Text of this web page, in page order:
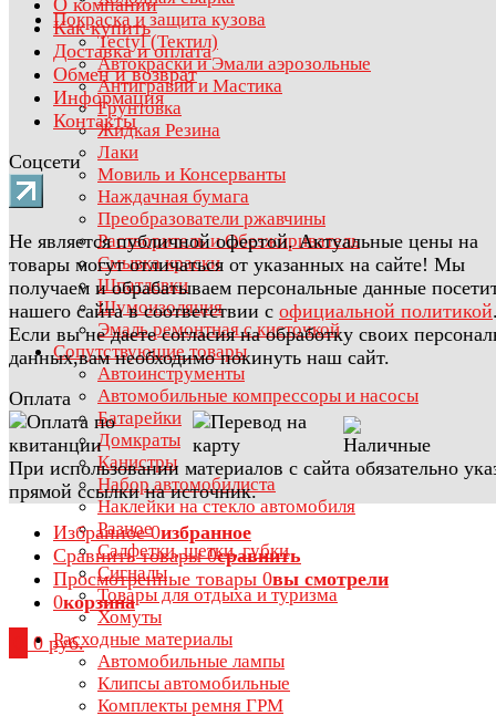
Покраска и защита кузова
Tectyl (Тектил)
Автокраски и Эмали аэрозольные
Антигравий и Мастика
Грунтовка
Жидкая Резина
Лаки
Мовиль и Консерванты
Наждачная бумага
Преобразователи ржавчины
Растворитель и Обезжириватель
Смывка краски
Шпатлевки
Шумоизоляция
Эмаль ремонтная с кисточкой
Сопутствующие товары
Автоинструменты
Автомобильные компрессоры и насосы
Батарейки
Домкраты
Канистры
Набор автомобилиста
Наклейки на стекло автомобиля
Разное
Салфетки, щетки, губки
Сигналы
Товары для отдыха и туризма
Хомуты
Расходные материалы
Автомобильные лампы
Клипсы автомобильные
Комплекты ремня ГРМ
Как купить
Доставка и оплата
Обмен и возврат
Информация
Контакты
Соцсети
Не является публичной офертой. Актуальные цены на
товары могут отличаться от указанных на сайте! Мы
получаем и обрабатываем персональные данные
нашего сайта в соответствии с официальной политикой
Если вы не даете согласия на обработку своих
данных,вам необходимо покинуть наш сайт.
Оплата
При использовании материалов с сайта обязательно
прямой ссылки на источник.
Избранное 0избранное
Сравнить товары 0сравнить
Просмотренные товары 0вы смотрели
0корзина
0 руб.